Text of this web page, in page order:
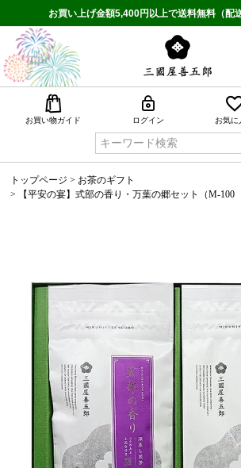
お買い上げ金額5,400円以上で送料無料（配
お買い物ガイド ログイン お気に
トップページ
お茶のギフト
【平安の宴】式部の香り・万葉の郷セット（M-